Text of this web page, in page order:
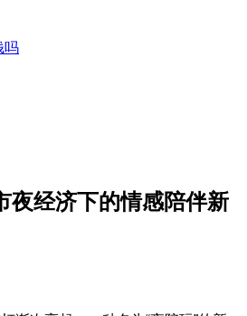
吗
夜经济下的情感陪伴新